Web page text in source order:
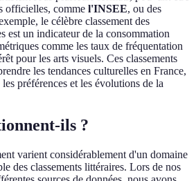
officielles, comme l'INSEE, ou des
le célèbre classement des
est un indicateur de la consommation
comme les taux de fréquentation
pour les arts visuels. Ces classements
les tendances culturelles en France,
préférences et les évolutions de la
ils ?
varient considérablement d'un domaine
des classements littéraires. Lors de nos